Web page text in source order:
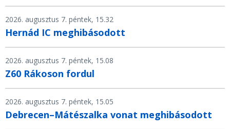
2026. augusztus 7. péntek, 15.32
Hernád IC meghibásodott
2026. augusztus 7. péntek, 15.08
Z60 Rákoson fordul
2026. augusztus 7. péntek, 15.05
Debrecen–Mátészalka vonat meghibásodott